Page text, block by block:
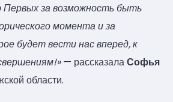
за возможность быть
момента и за
будет вести нас вперед, к
— рассказалаСофья
области.